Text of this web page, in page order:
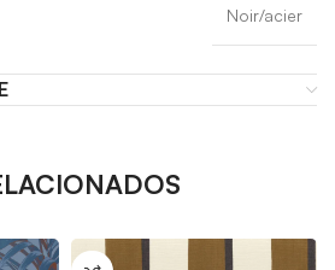
Noir/acier